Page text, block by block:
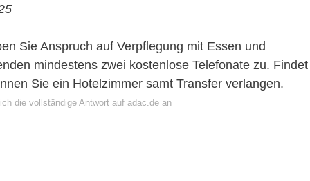
Sie Anspruch auf Verpflegung mit Essen und
mindestens zwei kostenlose Telefonate zu. Findet
Sie ein Hotelzimmer samt Transfer verlangen.
die vollständige Antwort auf adac.de an